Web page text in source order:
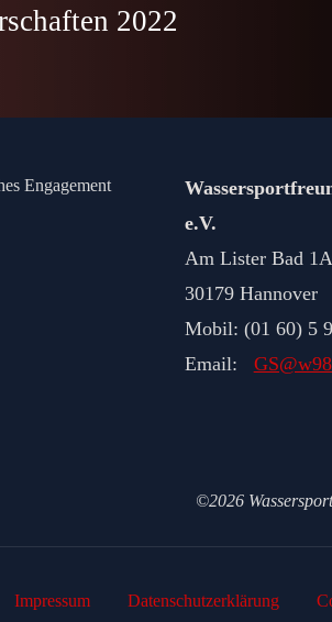
2022
e.V.
Am Lister Bad 1A
30179 Hannover
Mobil: (01 60) 5
Email:
©2026
Impressum Datenschutz­erklärung